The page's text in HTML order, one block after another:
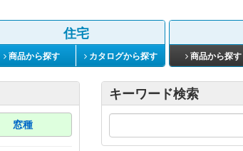
住宅
商品から探す カタログから探す 商品から探す
窓種
キーワード検索